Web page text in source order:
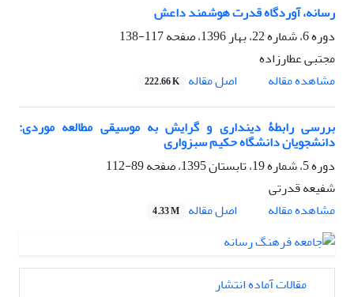
رسانه، آوردگاه قدرت هوشمند داعش
دوره 6، شماره 22، بهار 1396، صفحه
117-138
مجتبی عطارزاده
مشاهده مقاله
اصل مقاله 222.66 K
بررسی رابطۀ دینداری و گرایش به موسیقی مطالعه موردی:
دانشجویان دانشگاه حکیم سبزواری
دوره 5، شماره 19، تابستان 1395، صفحه
89-112
شفیعه قدرتی
مشاهده مقاله
اصل مقاله 4.33 M
مقالات آماده انتشار